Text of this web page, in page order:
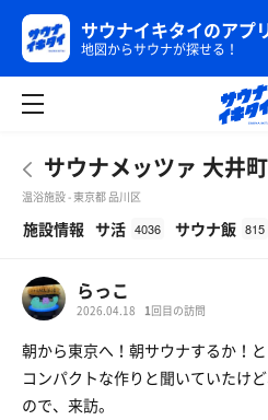
サウナイキタイのアプ
地図からサウナが探せる！
サウナメッツァ 大井
温浴施設 - 東京都 品川区
施設情報 サ活 4036 サウナ飯 815
らっこ
2026.04.18 1 回目の訪問
朝から東京へ！朝サウナするか！
コンパクトな作りと聞いていたけ
ので、来訪。